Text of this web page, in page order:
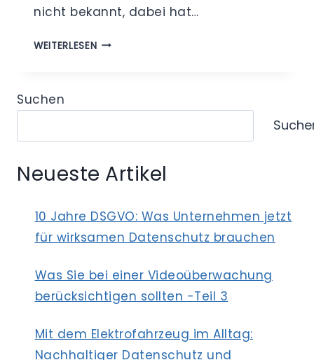
nicht bekannt, dabei hat…
WEITERLESENINTERNATIONALER
ENTWICKLUNG
DATENSCHUTZES
JAPAN
Suchen
Neueste Artikel
10 Jahre DSGVO: Was Unternehmen jetzt
für wirksamen Datenschutz brauchen
Was Sie bei einer Videoüberwachung
berücksichtigen sollten -Teil 3
Mit dem Elektrofahrzeug im Alltag:
Nachhaltiger Datenschutz und